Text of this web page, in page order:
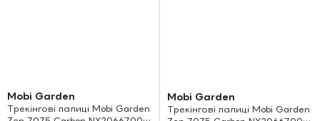
Mobi Garden
Трекінгові палиці Mobi Garden
Mobi Garden
Трекінгові палиці Mobi Garden